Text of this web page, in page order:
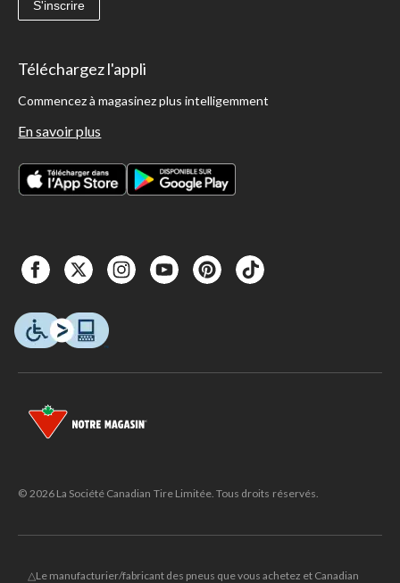
S'inscrire
Téléchargez l'appli
Commencez à magasinez plus intelligemment
En savoir plus
© 2026 La Société Canadian Tire Limitée. Tous droits réservés.
△Le manufacturier/fabricant des pneus que vous achetez et Canadian